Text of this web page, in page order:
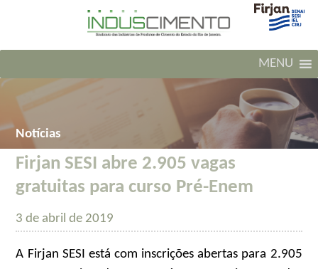
MENU
Notícias
Firjan SESI abre 2.905 vagas
gratuitas para curso Pré-Enem
3 de abril de 2019
A Firjan SESI está com inscrições abertas para 2.905